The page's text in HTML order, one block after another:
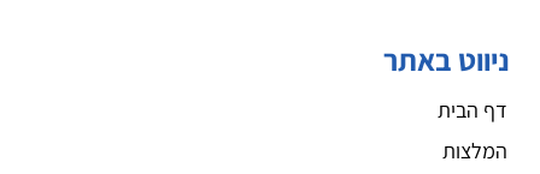
ניווט באתר
דף הבית
המלצות